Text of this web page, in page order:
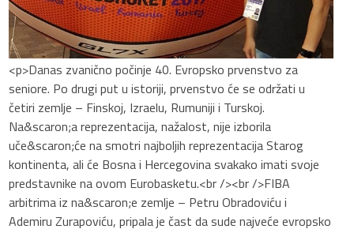
<p>Danas zvanično počinje 40. Evropsko prvenstvo za
seniore. Po drugi put u istoriji, prvenstvo će se održati u
četiri zemlje – Finskoj, Izraelu, Rumuniji i Turskoj.
Na&scaron;a reprezentacija, nažalost, nije izborila
uče&scaron;će na smotri najboljih reprezentacija Starog
kontinenta, ali će Bosna i Hercegovina svakako imati svoje
predstavnike na ovom Eurobasketu.<br /><br />FIBA
arbitrima iz na&scaron;e zemlje – Petru Obradoviću i
Ademiru Zurapoviću, pripala je čast da sude najveće evropsko